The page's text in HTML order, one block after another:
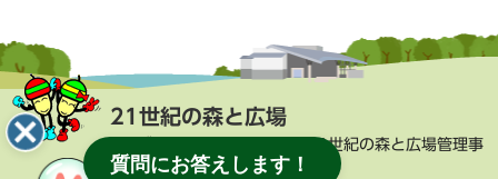
21世紀の森と広場
街づくり部 公園緑地課 21世紀の森と広場管理事
務所
質問にお答えします！